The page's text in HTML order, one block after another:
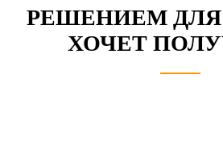
РЕШЕНИЕМ
ХОЧЕТ